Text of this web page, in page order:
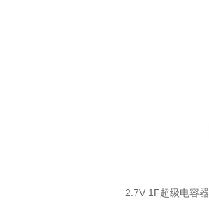
2.7V 1F超级电容器